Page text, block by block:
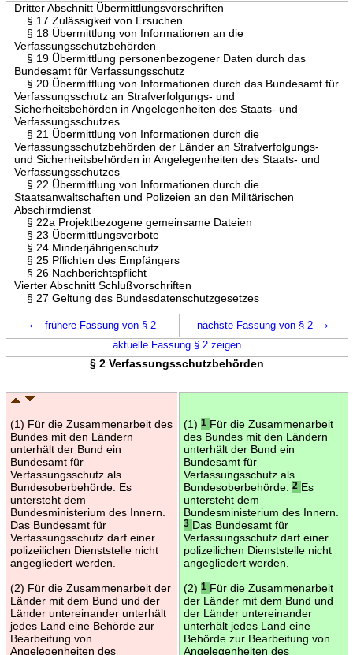
Dritter Abschnitt Übermittlungsvorschriften
§ 17 Zulässigkeit von Ersuchen
§ 18 Übermittlung von Informationen an die
Verfassungsschutzbehörden
§ 19 Übermittlung personenbezogener Daten durch das
Bundesamt für Verfassungsschutz
§ 20 Übermittlung von Informationen durch das Bundesamt für
Verfassungsschutz an Strafverfolgungs- und
Sicherheitsbehörden in Angelegenheiten des Staats- und
Verfassungsschutzes
§ 21 Übermittlung von Informationen durch die
Verfassungsschutzbehörden der Länder an Strafverfolgungs-
und Sicherheitsbehörden in Angelegenheiten des Staats- und
Verfassungsschutzes
§ 22 Übermittlung von Informationen durch die
Staatsanwaltschaften und Polizeien an den Militärischen
Abschirmdienst
§ 22a Projektbezogene gemeinsame Dateien
§ 23 Übermittlungsverbote
§ 24 Minderjährigenschutz
§ 25 Pflichten des Empfängers
§ 26 Nachberichtspflicht
Vierter Abschnitt Schlußvorschriften
§ 27 Geltung des Bundesdatenschutzgesetzes
← frühere Fassung von § 2 nächste Fassung von § 2 →
aktuelle Fassung § 2 zeigen
§ 2 Verfassungsschutzbehörden
(1) Für die Zusammenarbeit des
Bundes mit den Ländern
unterhält der Bund ein
Bundesamt für
Verfassungsschutz als
Bundesoberbehörde. Es
untersteht dem
Bundesministerium des Innern.
Das Bundesamt für
Verfassungsschutz darf einer
polizeilichen Dienststelle nicht
angegliedert werden.
(2) Für die Zusammenarbeit der
Länder mit dem Bund und der
Länder untereinander unterhält
jedes Land eine Behörde zur
Bearbeitung von
Angelegenheiten des
(1) 1 Für die Zusammenarbeit
des Bundes mit den Ländern
unterhält der Bund ein
Bundesamt für
Verfassungsschutz als
Bundesoberbehörde.
2 Es
untersteht dem
Bundesministerium des Innern.
3 Das Bundesamt für
Verfassungsschutz darf einer
polizeilichen Dienststelle nicht
angegliedert werden.
(2) 1 Für die Zusammenarbeit
der Länder mit dem Bund und
der Länder untereinander
unterhält jedes Land eine
Behörde zur Bearbeitung von
Angelegenheiten des